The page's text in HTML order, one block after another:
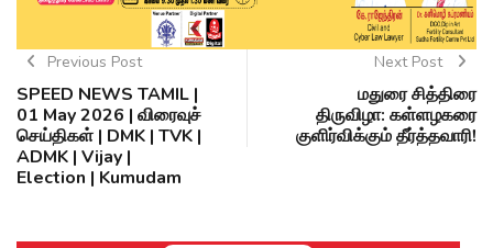
Previous Post
SPEED NEWS TAMIL |
01 May 2026 | விரைவுச்
செய்திகள் | DMK | TVK |
ADMK | Vijay |
Election | Kumudam
Next Post
மதுரை சித்திரை
திருவிழா: கள்ளழகரை
குளிர்விக்கும் தீர்த்தவாரி!